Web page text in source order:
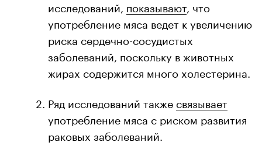
исследований, показывают, что
употребление мяса ведет к увеличению
риска сердечно-сосудистых
заболеваний, поскольку в животных
жирах содержится много холестерина.
Ряд исследований также связывает
употребление мяса с риском развития
раковых заболеваний.